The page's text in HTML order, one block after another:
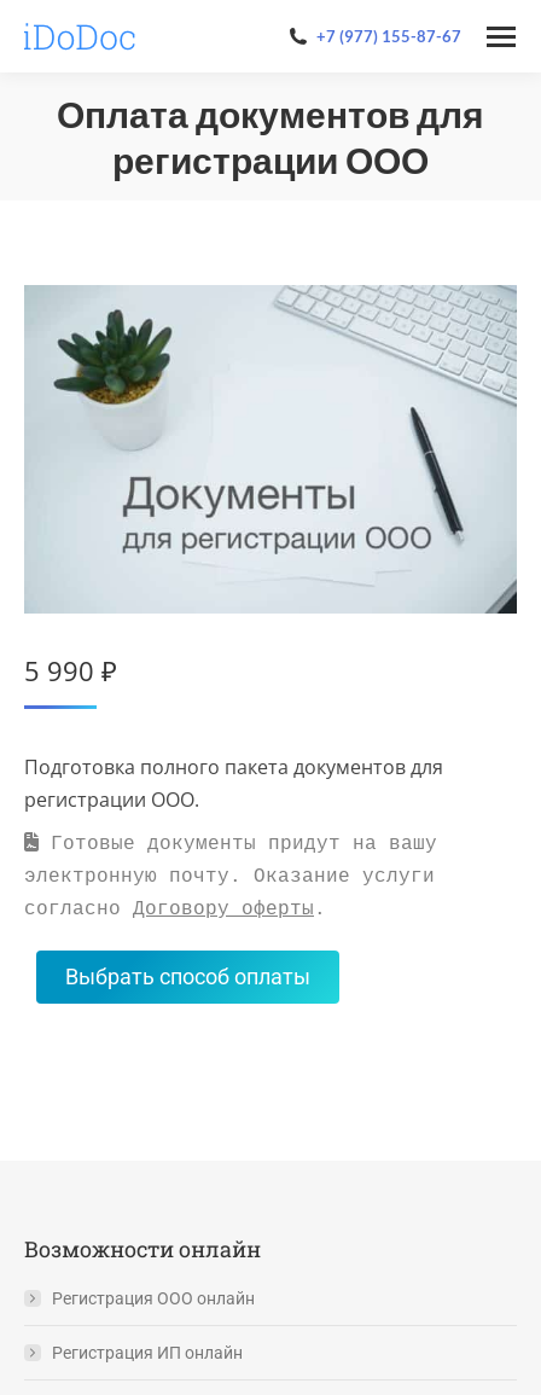
+7 (977) 155-87-67
Оплата документов для
регистрации ООО
5 990 ₽
Подготовка полного пакета документов для
регистрации ООО.
Готовые документы придут на вашу
электронную почту. Оказание услуги
согласно Договору оферты .
Выбрать способ оплаты
Возможности онлайн
Регистрация ООО онлайн
Регистрация ИП онлайн